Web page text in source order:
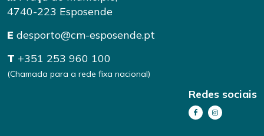
4740-223 Esposende
E desporto@cm-esposende.pt
T +351 253 960 100
(Chamada para a rede fixa nacional)
Redes sociais